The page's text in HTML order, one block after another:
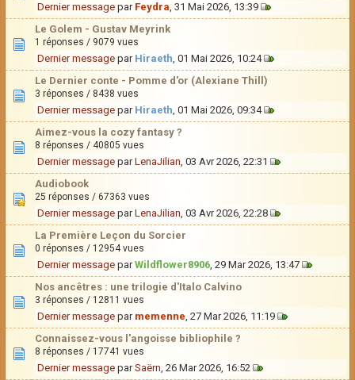
Dernier message par Feydra, 31 Mai 2026, 13:39
Le Golem - Gustav Meyrink
1 réponses / 9079 vues
Dernier message par Hiraeth, 01 Mai 2026, 10:24
Le Dernier conte - Pomme d'or (Alexiane Thill)
3 réponses / 8438 vues
Dernier message par Hiraeth, 01 Mai 2026, 09:34
Aimez-vous la cozy fantasy ?
8 réponses / 40805 vues
Dernier message parLenaJilian, 03 Avr 2026, 22:31
Audiobook
25 réponses / 67363 vues
Dernier message parLenaJilian, 03 Avr 2026, 22:28
La Première Leçon du Sorcier
0 réponses / 12954 vues
Dernier message parWildflower8906, 29 Mar 2026, 13:47
Nos ancêtres : une trilogie d'Italo Calvino
3 réponses / 12811 vues
Dernier message par memenne, 27 Mar 2026, 11:19
Connaissez-vous l'angoisse bibliophile ?
8 réponses / 17741 vues
Dernier message parSaërn, 26 Mar 2026, 16:52